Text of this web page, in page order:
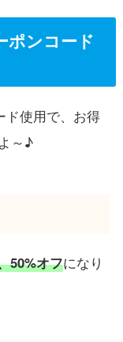
ポンコード
ド使用で、お得
～♪
50%オフになり